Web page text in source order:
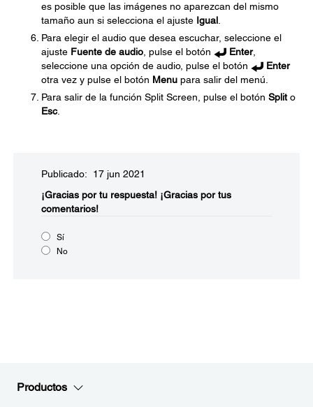
es posible que las imágenes no aparezcan del mismo
tamaño aun si selecciona el ajuste Igual
Para elegir el audio que desea escuchar, seleccione el
ajuste Fuente de audio , pulse el botón Enter,
seleccione una opción de audio, pulse el botón
Enter
otra vez y pulse el botón Menu para salir del menú.
Para salir de la función Split Screen, pulse el botón Splito
Esc.
Publicado: 17 jun 2021
¡Gracias por tu respuesta! ¡Gracias por tus
comentarios!
Sí
No
Productos